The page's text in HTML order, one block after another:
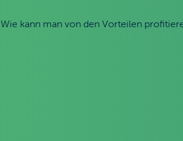
Wie kann man von den Vorteilen